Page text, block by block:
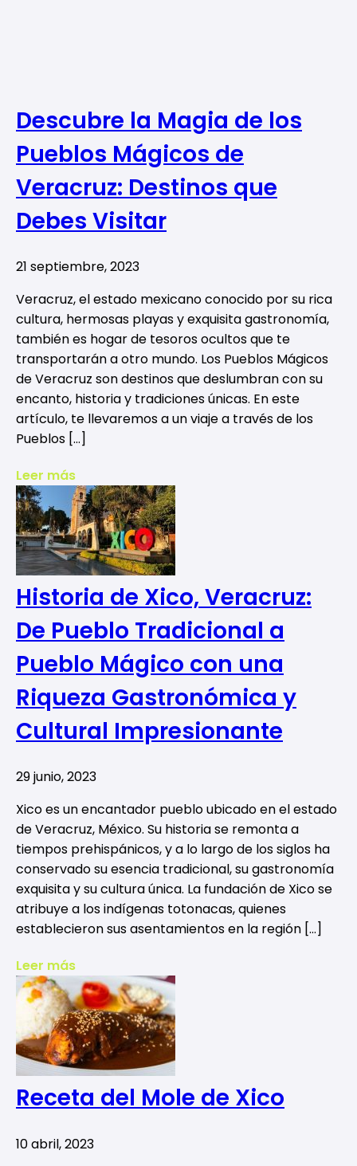
Descubre la Magia de los
Pueblos Mágicos de
Veracruz: Destinos que
Debes Visitar
21 septiembre, 2023
Veracruz, el estado mexicano conocido por su rica
cultura, hermosas playas y exquisita gastronomía,
también es hogar de tesoros ocultos que te
transportarán a otro mundo. Los Pueblos Mágicos
de Veracruz son destinos que deslumbran con su
encanto, historia y tradiciones únicas. En este
artículo, te llevaremos a un viaje a través de los
Pueblos […]
Leer más
Historia de Xico, Veracruz:
De Pueblo Tradicional a
Pueblo Mágico con una
Riqueza Gastronómica y
Cultural Impresionante
29 junio, 2023
Xico es un encantador pueblo ubicado en el estado
de Veracruz, México. Su historia se remonta a
tiempos prehispánicos, y a lo largo de los siglos ha
conservado su esencia tradicional, su gastronomía
exquisita y su cultura única. La fundación de Xico se
atribuye a los indígenas totonacas, quienes
establecieron sus asentamientos en la región […]
Leer más
Receta del Mole de Xico
10 abril, 2023